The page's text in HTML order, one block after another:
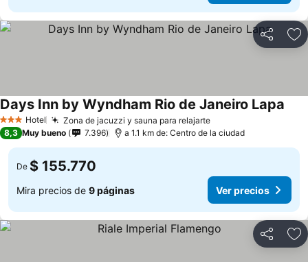
Compartir
3 Estrellas
Hotel Zona de jacuzzi y sauna para relajarte
Days Inn by Wyndham Rio de Janeiro Lapa
8,3 Muy bueno 7.396 a 1.1 km de: Centro de la ciudad
De $ 155.770
Mira precios de 9 páginas Ver precios
Compartir